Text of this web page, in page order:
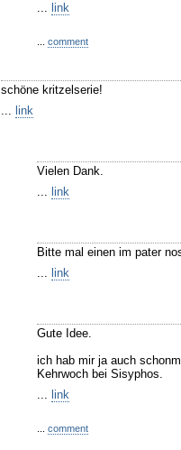
... link
comment
schöne kritzelserie!
... link
Vielen Dank.
... link
Bitte mal einen im pater
... link
Gute Idee.
ich hab mir ja auch
Kehrwoch bei Sisyphos.
... link
comment